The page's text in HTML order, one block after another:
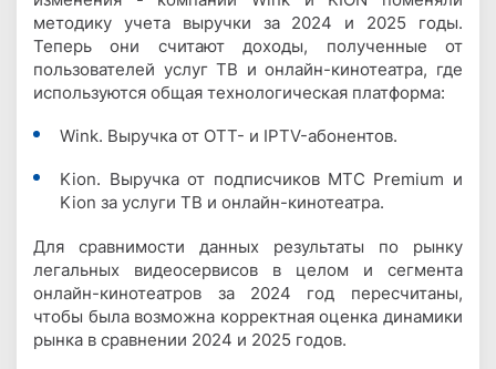
методику учета выручки за 2024 и 2025 годы.
Теперь они считают доходы, полученные от
пользователей услуг ТВ и онлайн-кинотеатра, где
используются общая технологическая платформа:
Wink. Выручка от ОТТ- и IPTV-абонентов.
Kion. Выручка от подписчиков МТС Premium и
Kion за услуги ТВ и онлайн-кинотеатра.
Для сравнимости данных результаты по рынку
легальных видеосервисов в целом и сегмента
онлайн-кинотеатров за 2024 год пересчитаны,
чтобы была возможна корректная оценка динамики
рынка в сравнении 2024 и 2025 годов.